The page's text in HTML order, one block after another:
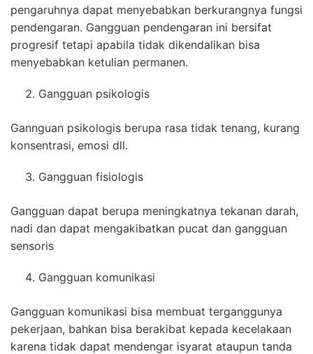
pengaruhnya dapat menyebabkan berkurangnya fungsi
pendengaran. Gangguan pendengaran ini bersifat
progresif tetapi apabila tidak dikendalikan bisa
menyebabkan ketulian permanen.
Gangguan psikologis
Gannguan psikologis berupa rasa tidak tenang, kurang
konsentrasi, emosi dll.
Gangguan fisiologis
Gangguan dapat berupa meningkatnya tekanan darah,
nadi dan dapat mengakibatkan pucat dan gangguan
sensoris
Gangguan komunikasi
Gangguan komunikasi bisa membuat terganggunya
pekerjaan, bahkan bisa berakibat kepada kecelakaan
karena tidak dapat mendengar isyarat ataupun tanda